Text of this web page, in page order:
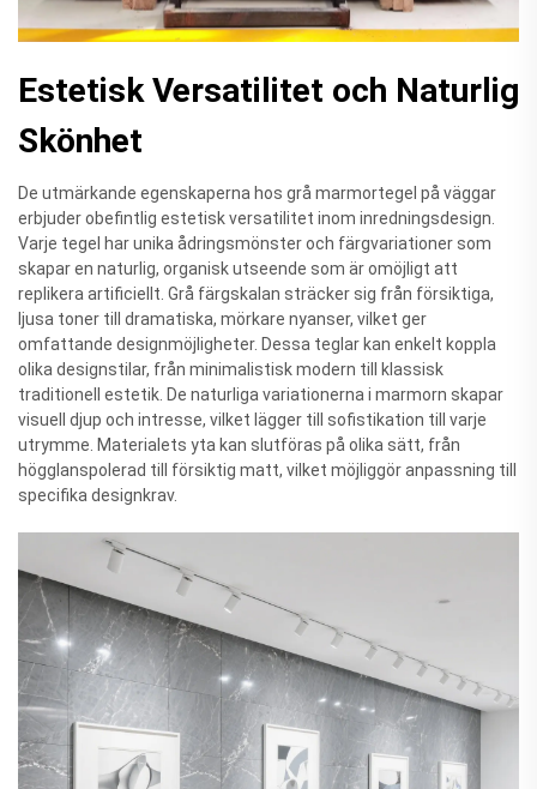
Estetisk Versatilitet och Naturlig
Skönhet
De utmärkande egenskaperna hos grå marmortegel på väggar
erbjuder obefintlig estetisk versatilitet inom inredningsdesign.
Varje tegel har unika ådringsmönster och färgvariationer som
skapar en naturlig, organisk utseende som är omöjligt att
replikera artificiellt. Grå färgskalan sträcker sig från försiktiga,
ljusa toner till dramatiska, mörkare nyanser, vilket ger
omfattande designmöjligheter. Dessa teglar kan enkelt koppla
olika designstilar, från minimalistisk modern till klassisk
traditionell estetik. De naturliga variationerna i marmorn skapar
visuell djup och intresse, vilket lägger till sofistikation till varje
utrymme. Materialets yta kan slutföras på olika sätt, från
högglanspolerad till försiktig matt, vilket möjliggör anpassning till
specifika designkrav.